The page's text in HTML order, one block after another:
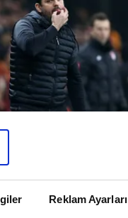
Reklam Ayarları